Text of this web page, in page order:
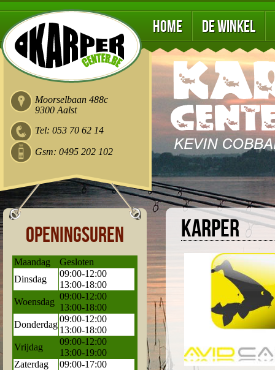
Home De winkel
Moorselbaan 488c
9300 Aalst
Tel: 053 70 62 14
Gsm: 0495 202 102
Openingsuren
Maandag
Gesloten
Dinsdag
09:00-12:00
13:00-18:00
Woensdag
09:00-12:00
13:00-18:00
Donderdag
09:00-12:00
13:00-18:00
Vrijdag
09:00-12:00
13:00-19:00
Zaterdag
09:00-17:00
Karper